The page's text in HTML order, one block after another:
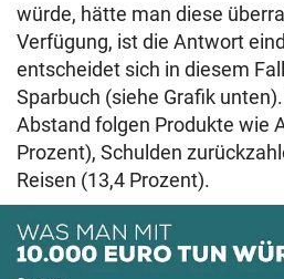
würde, hätte man diese
Verfügung, ist die Antwort
entscheidet sich in diesem
Sparbuch (siehe Grafik
Abstand folgen Produkte wie
Prozent), Schulden
Reisen (13,4 Prozent).